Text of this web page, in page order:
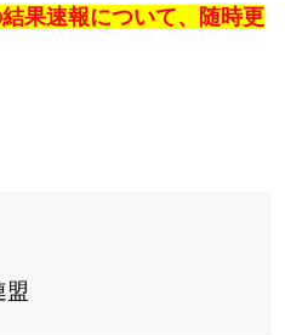
果速報について、随時更
盟